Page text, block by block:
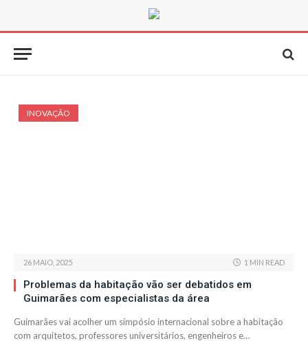
INOVAÇÃO
26 MAIO, 2025 1 MIN READ
Problemas da habitação vão ser debatidos em
Guimarães com especialistas da área
Guimarães vai acolher um simpósio internacional sobre a habitação
com arquitetos, professores universitários, engenheiros e…